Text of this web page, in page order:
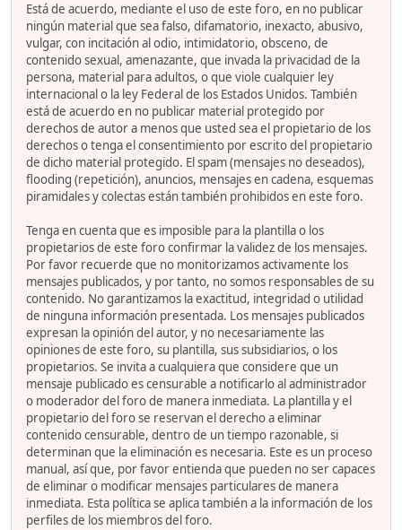
Está de acuerdo, mediante el uso de este foro, en no publicar
ningún material que sea falso, difamatorio, inexacto, abusivo,
vulgar, con incitación al odio, intimidatorio, obsceno, de
contenido sexual, amenazante, que invada la privacidad de la
persona, material para adultos, o que viole cualquier ley
internacional o la ley Federal de los Estados Unidos. También
está de acuerdo en no publicar material protegido por
derechos de autor a menos que usted sea el propietario de los
derechos o tenga el consentimiento por escrito del propietario
de dicho material protegido. El spam (mensajes no deseados),
flooding (repetición), anuncios, mensajes en cadena, esquemas
piramidales y colectas están también prohibidos en este foro.
Tenga en cuenta que es imposible para la plantilla o los
propietarios de este foro confirmar la validez de los mensajes.
Por favor recuerde que no monitorizamos activamente los
mensajes publicados, y por tanto, no somos responsables de su
contenido. No garantizamos la exactitud, integridad o utilidad
de ninguna información presentada. Los mensajes publicados
expresan la opinión del autor, y no necesariamente las
opiniones de este foro, su plantilla, sus subsidiarios, o los
propietarios. Se invita a cualquiera que considere que un
mensaje publicado es censurable a notificarlo al administrador
o moderador del foro de manera inmediata. La plantilla y el
propietario del foro se reservan el derecho a eliminar
contenido censurable, dentro de un tiempo razonable, si
determinan que la eliminación es necesaria. Este es un proceso
manual, así que, por favor entienda que pueden no ser capaces
de eliminar o modificar mensajes particulares de manera
inmediata. Esta política se aplica también a la información de los
perfiles de los miembros del foro.